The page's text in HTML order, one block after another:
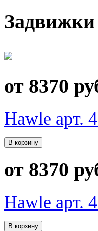
Задвижки
от 8370
Hawle арт.
от 8370
Hawle арт.